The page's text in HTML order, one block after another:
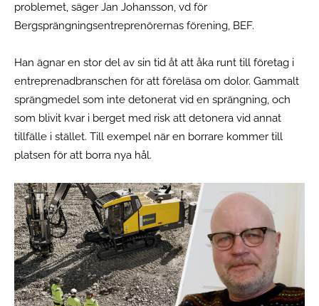
problemet, säger Jan Johansson, vd för
Bergsprängningsentreprenörernas förening, BEF.
Han ägnar en stor del av sin tid åt att åka runt till företag i
entreprenadbranschen för att föreläsa om dolor. Gammalt
sprängmedel som inte detonerat vid en sprängning, och
som blivit kvar i berget med risk att detonera vid annat
tillfälle i stället. Till exempel när en borrare kommer till
platsen för att borra nya hål.